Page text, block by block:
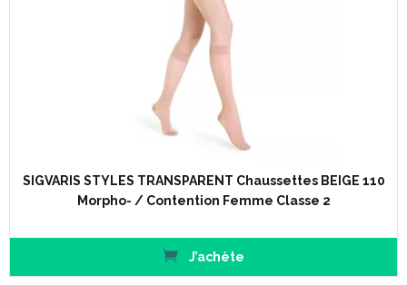
SIGVARIS STYLES TRANSPARENT Chaussettes BEIGE 110
Morpho- / Contention Femme Classe 2
J’achète